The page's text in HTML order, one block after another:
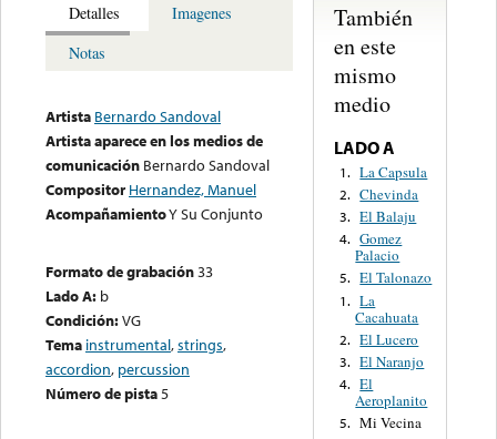
Detalles
Imagenes
Notas
Artista Bernardo Sandoval
Artista aparece en los medios de
comunicación Bernardo Sandoval
Compositor Hernandez, Manuel
AcompañamientoY Su Conjunto
Formato de grabación33
Lado A: b
Condición:VG
Tema instrumental,strings,
accordion, percussion
Número de pista5
También
en este
mismo
medio
LADO A
1. La Capsula
2. Chevinda
3. El Balaju
4. Gomez
Palacio
5. El Talonazo
1. La
Cacahuata
2. El Lucero
3. El Naranjo
4. El
Aeroplanito
5. Mi Vecina